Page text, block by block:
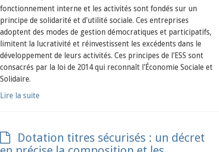
fonctionnement interne et les activités sont fondés sur un
principe de solidarité et d'utilité sociale. Ces entreprises
adoptent des modes de gestion démocratiques et participatifs,
limitent la lucrativité et réinvestissent les excédents dans le
développement de leurs activités. Ces principes de l'ESS sont
consacrés par la loi de 2014 qui reconnaît l'Économie Sociale et
Solidaire.
Lire la suite
Dotation titres sécurisés : un décret